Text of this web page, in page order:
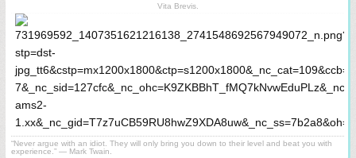
Vita Brevis.
“Never argue with an idiot. They will only bring you down to their level and beat you with
experience.” ― Mark Twain.